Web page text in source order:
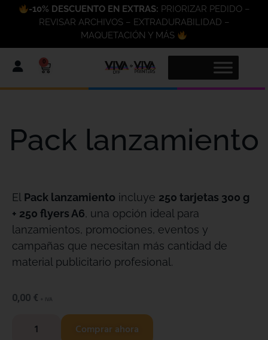
-10% DESCUENTO EN EXTRAS: PRIORIZAR PEDIDO –
REVISAR ARCHIVOS – EXTRADURABILIDAD –
MAQUETACIÓN Y MÁS
0
Pack lanzamiento
El Pack lanzamiento incluye 250 tarjetas 300 g
+ 250 flyers A6, una opción ideal para
lanzamientos, promociones, eventos y
campañas que necesitan más cantidad de
material publicitario profesional.
0,00 € + IVA
Comprar ahora